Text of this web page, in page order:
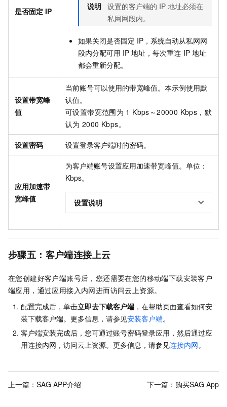
是否固定 IP 说明 设置的客户端的 IP 地址必须在
私网网段内。
如果关闭是否固定 IP，系统自动从私网网
段内分配可用 IP 地址，每次重连 IP 地址
都会重新分配。
设置带宽峰
值
当前账号可以使用的带宽峰值。本示例使用默
认值。
可设置带宽范围为 1 Kbps～20000 Kbps，默
认为 2000 Kbps。
设置密码 设置登录客户端时的密码。
应用加速带
宽峰值
为客户端账号设置应用加速带宽峰值。单位：
Kbps。
设置说明
步骤五：客户端连接上云
在您创建好客户端账号后，您还需要在您的移动端下载安装客户
端应用，通过应用接入内网进而访问云上资源。
配置完成后，单击立即去下载客户端 ，在帮助页面查看如何安
装下载客户端。更多信息，请参见安装客户端。
客户端安装完成后，您可通过账号密码登录应用，然后通过应
用连接内网，访问云上资源。更多信息，请参见连接内网。
上一篇： SAG APP介绍 下一篇： 购买SAG App